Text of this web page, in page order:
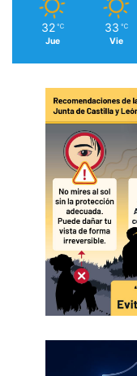
32 ℃
Jue
33 ℃
Vie